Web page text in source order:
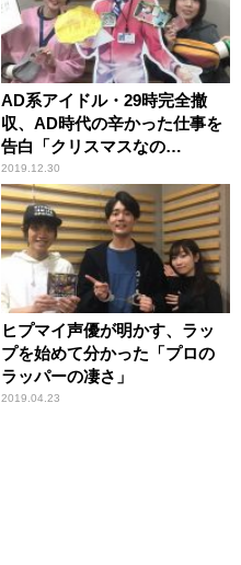
AD系アイドル・29時完全撤
収、AD時代の辛かった仕事を
告白「クリスマスなの
に……」
2019.12.30
ヒプマイ声優が明かす、ラッ
プを始めて分かった「プロの
ラッパーの凄さ」
2019.04.23